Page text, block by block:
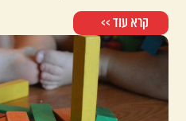
קרא עוד >>